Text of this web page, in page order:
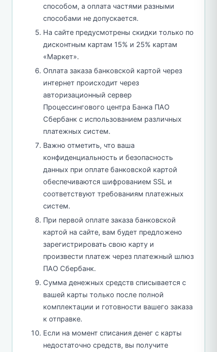
способом, а оплата частями разными
способами не допускается.
На сайте предусмотрены скидки только по
дисконтным картам 15% и 25% картам
«Маркет».
Оплата заказа банковской картой через
интернет происходит через
авторизационный сервер
Процессингового центра Банка ПАО
Сбербанк с использованием различных
платежных систем.
Важно отметить, что ваша
конфиденциальность и безопасность
данных при оплате банковской картой
обеспечиваются шифрованием SSL и
соответствуют требованиям платежных
систем.
При первой оплате заказа банковской
картой на сайте, вам будет предложено
зарегистрировать свою карту и
произвести платеж через платежный шлюз
ПАО Сбербанк.
Сумма денежных средств списывается с
вашей карты только после полной
комплектации и готовности вашего заказа
к отправке.
Если на момент списания денег с карты
недостаточно средств, вы получите